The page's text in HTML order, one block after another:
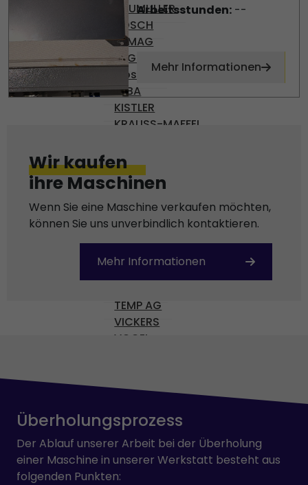
BAUMULLER
BOSCH
DEMAG
ENGEL
Gossen
KEBA
KISTLER
KRAUSS-MAFFEI
PHILIPS
PILZ
REXROTH
SCHROFF
SEPRO
SICK
SIEMENS
TEMP AG
VICKERS
VOGEL
Arbeitsstunden:--
Mehr Informationen
Wir kaufen
ihre Maschinen
Wenn Sie eine Maschine verkaufen möchten,
können Sie uns unverbindlich kontaktieren.
Mehr Informationen
Überholungsprozess
Der Ablauf unserer Arbeit bei der Überholung
einer Maschine in unserer Werkstatt besteht aus
folgenden Punkten: